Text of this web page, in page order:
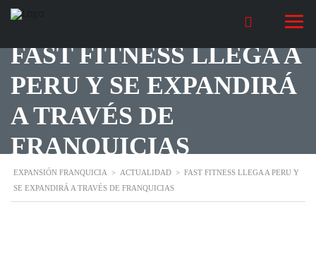
FAST FITNESS LLEGA A
PERU Y SE EXPANDIRÁ
A TRAVÉS DE
FRANQUICIAS
EXPANSIÓN FRANQUICIA > ACTUALIDAD > FAST FITNESS LLEGA A PERU Y
SE EXPANDIRÁ A TRAVÉS DE FRANQUICIAS